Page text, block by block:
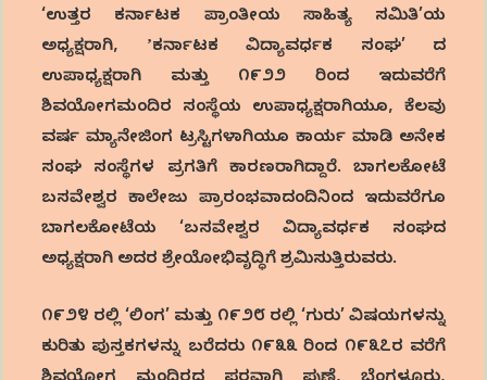
‘ಉತ್ತರ ಕರ್ನಾಟಕ ಪ್ರಾಂತೀಯ ಸಾಹಿತ್ಯ ಸಮಿತಿ’ಯ
ಅಧ್ಯಕ್ಷರಾಗಿ, ʼಕರ್ನಾಟಕ ವಿದ್ಯಾವರ್ಧಕ ಸಂಘ’ ದ
ಉಪಾಧ್ಯಕ್ಷರಾಗಿ ಮತ್ತು ೧೯೨೨ ರಿಂದ ಇದುವರೆಗೆ
ಶಿವಯೋಗಮಂದಿರ ಸಂಸ್ಥೆಯ ಉಪಾಧ್ಯಕ್ಷರಾಗಿಯೂ, ಕೆಲವು
ವರ್ಷ ಮ್ಯಾನೇಜಿಂಗ ಟ್ರಸ್ಟಿಗಳಾಗಿಯೂ ಕಾರ್ಯ ಮಾಡಿ ಅನೇಕ
ಸಂಘ ಸಂಸ್ಥೆಗಳ ಪ್ರಗತಿಗೆ ಕಾರಣರಾಗಿದ್ದಾರೆ. ಬಾಗಲಕೋಟೆ
ಬಸವೇಶ್ವರ ಕಾಲೇಜು ಪ್ರಾರಂಭವಾದಂದಿನಿಂದ ಇದುವರೆಗೂ
ಬಾಗಲಕೋಟೆಯ ‘ಬಸವೇಶ್ವರ ವಿದ್ಯಾವರ್ಧಕ ಸಂಘದ
ಅಧ್ಯಕ್ಷರಾಗಿ ಅದರ ಶ್ರೇಯೋಭಿವೃದ್ಧಿಗೆ ಶ್ರಮಿಸುತ್ತಿರುವರು.
೧೯೨೪ ರಲ್ಲಿ ‘ಲಿಂಗ’ ಮತ್ತು ೧೯೨೮ ರಲ್ಲಿ ‘ಗುರು’ ವಿಷಯಗಳನ್ನು
ಕುರಿತು ಪುಸ್ತಕಗಳನ್ನು ಬರೆದರು ೧೯೩೩ ರಿಂದ ೧೯೩೭ರ ವರೆಗೆ